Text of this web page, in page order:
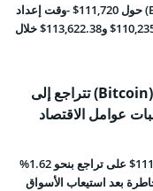
في سياق متصل، يتم تداول عملة بيتكوين (Bitcoin) حول 111,720$ -وقت إعداد
التقرير- ضمن نطاق تداول ضيق لا يتجاوز 2% بين 110,235$ و113,622.38$ خلال
الفائدة المفتوحة المرتبطة بعملة بيتكوين (Bitcoin) تتراجع إلى
عوامل الاقتصاد
يتم تداول عملة بيتكوين (Bitcoin) حالياً حول 111,720$ على تراجع بنحو 1.62%
بعد استيعاب الأسواق